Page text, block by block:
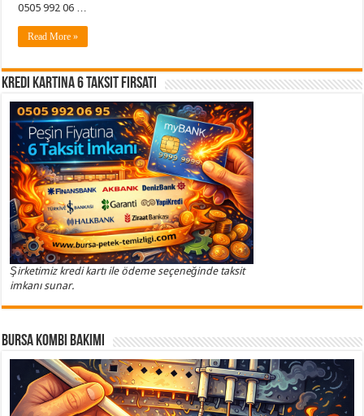
0505 992 06 …
Read More »
Kredi Kartına 6 Taksit Fırsatı
Şirketimiz kredi kartı ile ödeme seçeneğinde taksit
imkanı sunar.
Bursa Kombi Bakımı